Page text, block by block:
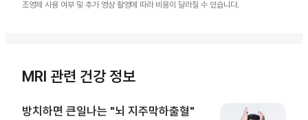
조영제 사용 여부 및 추가 영상 촬영에 따라 비용이 달라질 수 있습니다.
MRI 관련 건강 정보
방치하면 큰일나는 "뇌 지주막하출혈"